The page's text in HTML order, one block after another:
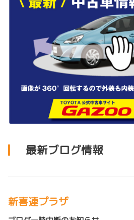
最新ブログ情報
新喜連プラザ